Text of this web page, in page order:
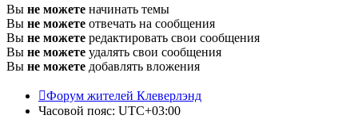
Вы не можете начинать темы
Вы не можете отвечать на сообщения
Вы не можете редактировать свои сообщения
Вы не можете удалять свои сообщения
Вы не можете добавлять вложения
Форум жителей Клеверлэнд
Часовой пояс: UTC+03:00